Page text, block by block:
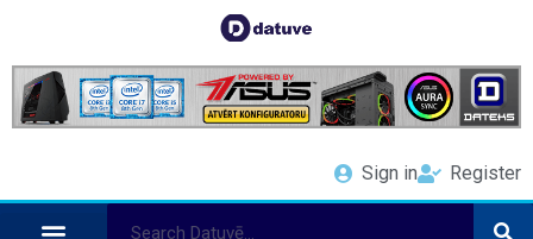
Sign in Register